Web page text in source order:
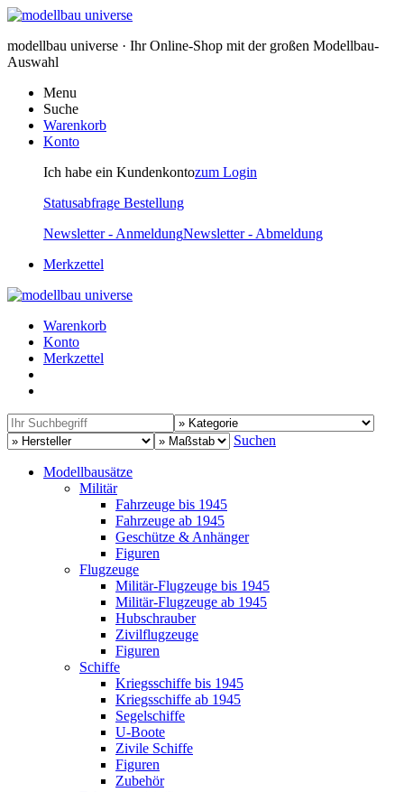
modellbau universe · Ihr Online-Shop mit der großen Modellbau-
Auswahl
Menu
Suche
Warenkorb
Konto
Ich habe ein Kundenkontozum Login
Statusabfrage Bestellung
Newsletter - AnmeldungNewsletter - Abmeldung
Merkzettel
Warenkorb
Konto
Merkzettel
Suchen
Modellbausätze
Militär
Fahrzeuge bis 1945
Fahrzeuge ab 1945
Geschütze & Anhänger
Figuren
Flugzeuge
Militär-Flugzeuge bis 1945
Militär-Flugzeuge ab 1945
Hubschrauber
Zivilflugzeuge
Figuren
Schiffe
Kriegsschiffe bis 1945
Kriegsschiffe ab 1945
Segelschiffe
U-Boote
Zivile Schiffe
Figuren
Zubehör